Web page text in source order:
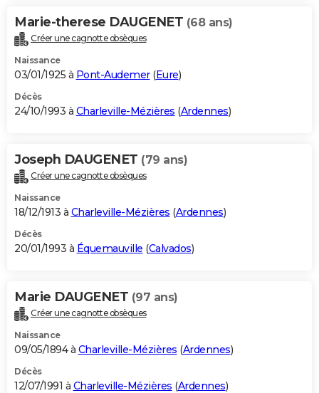
Marie-therese DAUGENET (68 ans)
Créer une cagnotte obsèques
Naissance
03/01/1925 à Pont-Audemer(Eure)
Décès
24/10/1993 à Charleville-Mézières (Ardennes)
Joseph DAUGENET (79 ans)
Créer une cagnotte obsèques
Naissance
18/12/1913 à Charleville-Mézières (Ardennes)
Décès
20/01/1993 à Équemauville (Calvados)
Marie DAUGENET (97 ans)
Créer une cagnotte obsèques
Naissance
09/05/1894 à Charleville-Mézières (Ardennes)
Décès
12/07/1991 à Charleville-Mézières (Ardennes)